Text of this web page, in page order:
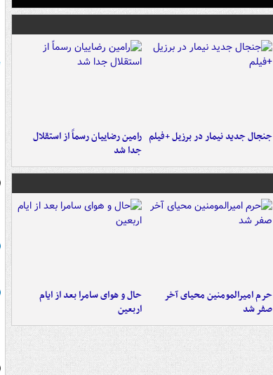
جنجال جدید نیمار در برزیل +فیلم رامین رضاییان رسماً از استقلال
جدا شد
حرم امیرالمومنین محیای آخر
صفر شد
حال و هوای سامرا بعد از ایام
اربعین